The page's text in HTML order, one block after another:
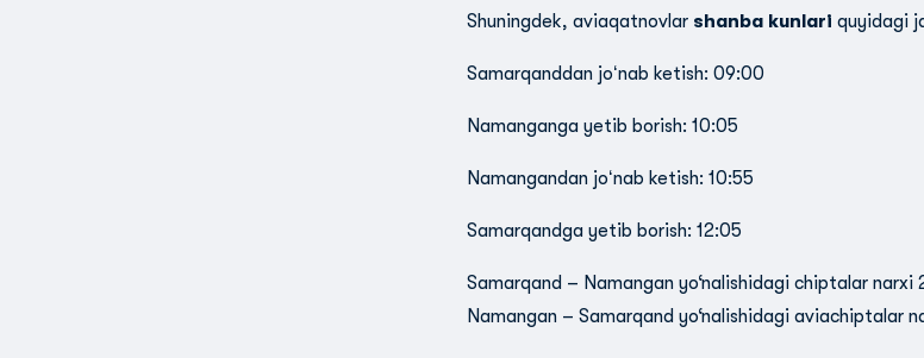
Shuningdek, aviaqatnovlar shanba kunlari quyidagi
Samarqanddan joʻnab ketish: 09:00
Namanganga yetib borish: 10:05
Namangandan joʻnab ketish: 10:55
Samarqandga yetib borish: 12:05
Samarqand – Namangan yo‘nalishidagi chiptalar narxi
Namangan – Samarqand yo‘nalishidagi aviachiptalar